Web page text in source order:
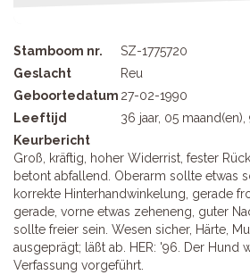
Stamboom nr.
SZ-1775720
Geslacht
Reu
Geboortedatum 27-02-1990
Leeftijd
36 jaar, 05
Keurbericht
Groß, kräftig, hoher Widerrist, fester
betont abfallend. Oberarm sollte etwas
korrekte Hinterhandwinkelung, gerade
gerade, vorne etwas zeheneng, guter
sollte freier sein. Wesen sicher, Härte,
ausgeprägt; läßt ab. HER: '96. Der Hund
Verfassung vorgeführt.